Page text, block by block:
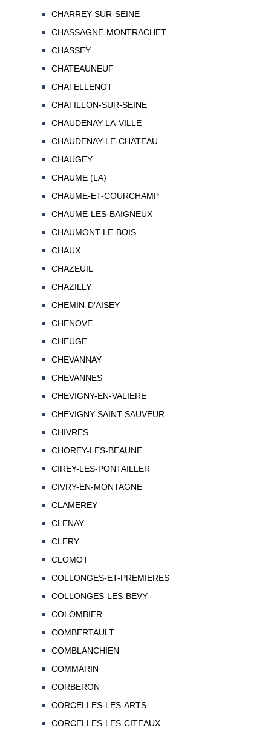
CHARREY-SUR-SEINE
CHASSAGNE-MONTRACHET
CHASSEY
CHATEAUNEUF
CHATELLENOT
CHATILLON-SUR-SEINE
CHAUDENAY-LA-VILLE
CHAUDENAY-LE-CHATEAU
CHAUGEY
CHAUME (LA)
CHAUME-ET-COURCHAMP
CHAUME-LES-BAIGNEUX
CHAUMONT-LE-BOIS
CHAUX
CHAZEUIL
CHAZILLY
CHEMIN-D'AISEY
CHENOVE
CHEUGE
CHEVANNAY
CHEVANNES
CHEVIGNY-EN-VALIERE
CHEVIGNY-SAINT-SAUVEUR
CHIVRES
CHOREY-LES-BEAUNE
CIREY-LES-PONTAILLER
CIVRY-EN-MONTAGNE
CLAMEREY
CLENAY
CLERY
CLOMOT
COLLONGES-ET-PREMIERES
COLLONGES-LES-BEVY
COLOMBIER
COMBERTAULT
COMBLANCHIEN
COMMARIN
CORBERON
CORCELLES-LES-ARTS
CORCELLES-LES-CITEAUX